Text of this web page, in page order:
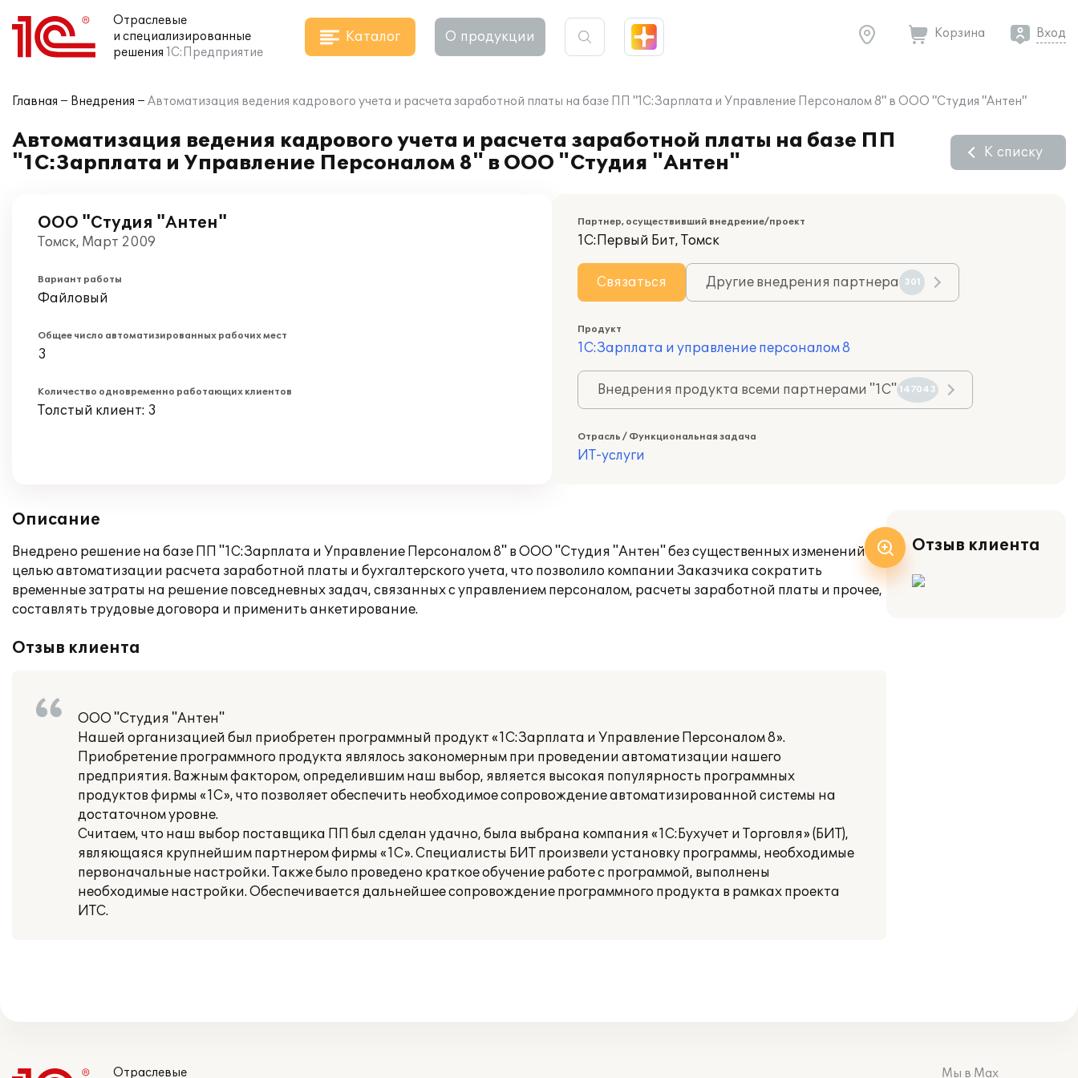
Отраслевые
и специализированные
решения 1С:Предприятие
Каталог О продукции Корзина Вход
Главная Внедрения Автоматизация ведения кадрового учета и расчета заработной платы на базе ПП "1С:Зарплата и Управление Персоналом 8" в ООО "Студия "Антен"
Автоматизация ведения кадрового учета и расчета заработной платы на базе ПП
"1С:Зарплата и Управление Персоналом 8" в ООО "Студия "Антен"
К списку
ООО "Студия "Антен"
Томск, Март 2009
Вариант работы
Файловый
Общее число автоматизированных рабочих мест
3
Количество одновременно работающих клиентов
Толстый клиент: 3
Партнер, осуществивший внедрение/проект
1С:Первый Бит, Томск
Связаться Другие внедрения партнера 301
Продукт
1С:Зарплата и управление персоналом 8
Внедрения продукта всеми партнерами "1С" 147043
Отрасль / Функциональная задача
ИТ-услуги
Описание
Внедрено решение на базе ПП "1С:Зарплата и Управление Персоналом 8" в ООО "Студия "Антен" без существенных изменений с
целью автоматизации расчета заработной платы и бухгалтерского учета, что позволило компании Заказчика сократить
временные затраты на решение повседневных задач, связанных с управлением персоналом, расчеты заработной платы и прочее,
составлять трудовые договора и применить анкетирование.
Отзыв клиента
ООО "Студия "Антен"
Нашей организацией был приобретен программный продукт «1С:Зарплата и Управление Персоналом 8».
Приобретение программного продукта являлось закономерным при проведении автоматизации нашего
предприятия. Важным фактором, определившим наш выбор, является высокая популярность программных
продуктов фирмы «1С», что позволяет обеспечить необходимое сопровождение автоматизированной системы на
достаточном уровне.
Считаем, что наш выбор поставщика ПП был сделан удачно, была выбрана компания «1С:Бухучет и Торговля» (БИТ),
являющаяся крупнейшим партнером фирмы «1С». Специалисты БИТ произвели установку программы, необходимые
первоначальные настройки. Также было проведено краткое обучение работе с программой, выполнены
необходимые настройки. Обеспечивается дальнейшее сопровождение программного продукта в рамках проекта
ИТС.
Отзыв клиента
Отраслевые Мы в Max